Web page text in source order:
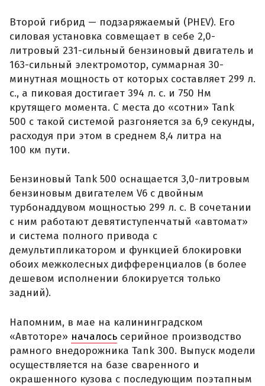
Второй гибрид — подзаряжаемый (PHEV). Его
силовая установка совмещает в себе 2,0-
литровый 231-сильный бензиновый двигатель и
163-сильный электромотор, суммарная 30-
минутная мощность от которых составляет 299 л.
с., а пиковая достигает 394 л. с. и 750 Нм
крутящего момента. С места до «сотни» Tank
500 с такой системой разгоняется за 6,9 секунды,
расходуя при этом в среднем 8,4 литра на
100 км пути.
Бензиновый Tank 500 оснащается 3,0-литровым
бензиновым двигателем V6 с двойным
турбонаддувом мощностью 299 л. с. В сочетании
с ним работают девятиступенчатый «автомат»
и система полного привода с
демультипликатором и функцией блокировки
обоих межколесных дифференциалов (в более
дешевом исполнении блокируется только
задний).
Напомним, в мае на калининградском
«Автоторе» началось серийное производство
рамного внедорожника Tank 300. Выпуск модели
осуществляется на базе сваренного и
окрашенного кузова с последующим поэтапным